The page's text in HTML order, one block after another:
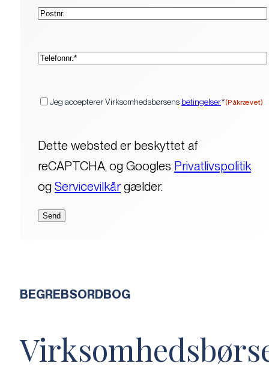
Postnr.
Telefon*
Jeg accepterer Virksomhedsbørsens betingelser*(Påkrævet)
Dette websted er beskyttet af
reCAPTCHA, og Googles Privatlivspolitik
og Servicevilkårgælder.
BEGREBSORDBOG